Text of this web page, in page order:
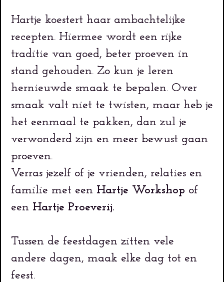
Hartje koestert haar ambachtelijke
recepten. Hiermee wordt een rijke
traditie van goed, beter proeven in
stand gehouden. Zo kun je leren
hernieuwde smaak te bepalen. Over
smaak valt niet te twisten, maar heb je
het eenmaal te pakken, dan zul je
verwonderd zijn en meer bewust gaan
proeven.
Verras jezelf of je vrienden, relaties en
familie met een Hartje Workshop of
een Hartje Proeverij.
Tussen de feestdagen zitten vele
andere dagen, maak elke dag tot en
feest.